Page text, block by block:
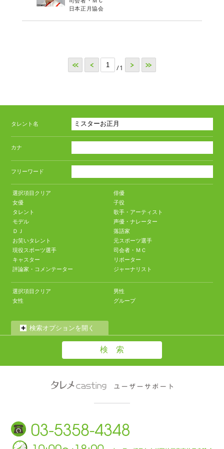
日本正月協会
/1
> >>
タレント名
カナ
フリーワード
選択項目クリア
俳優
女優
子役
タレント
歌手・アーティスト
モデル
声優・ナレーター
ＤＪ
落語家
お笑いタレント
元スポーツ選手
現役スポーツ選手
司会者・ＭＣ
キャスター
リポーター
評論家・コメンテーター
ジャーナリスト
選択項目クリア
男性
女性
グループ
検索オプションを開く